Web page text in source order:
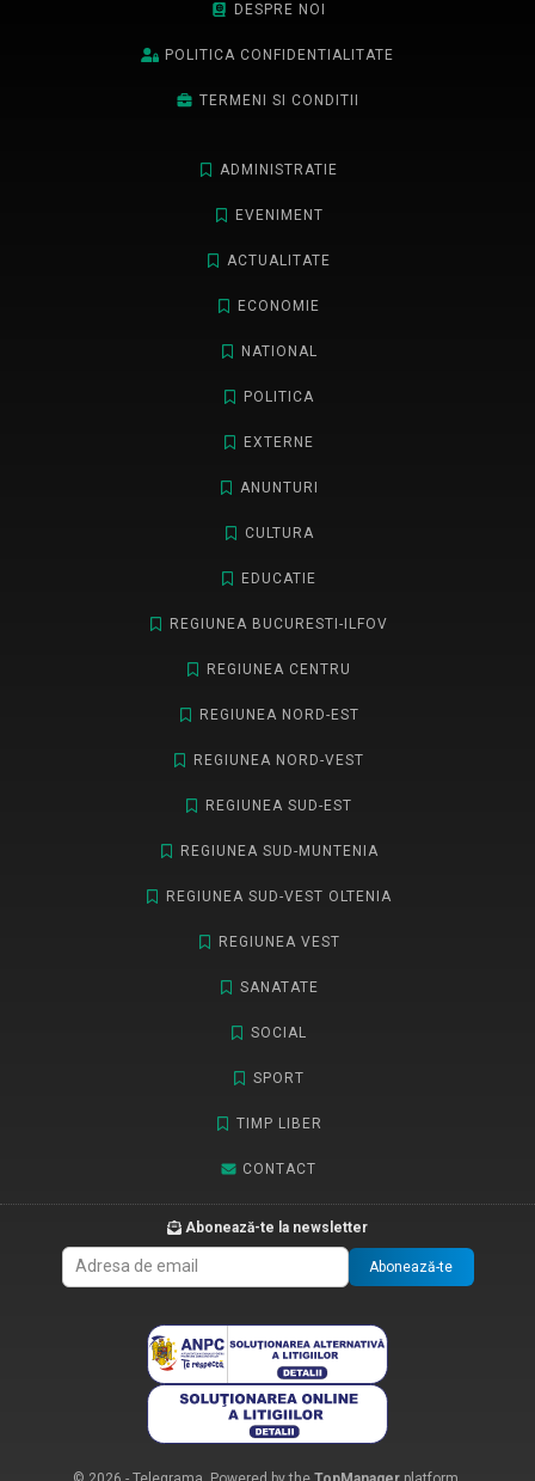
DESPRE NOI
POLITICA CONFIDENTIALITATE
TERMENI SI CONDITII
ADMINISTRATIE
EVENIMENT
ACTUALITATE
ECONOMIE
NATIONAL
POLITICA
EXTERNE
ANUNTURI
CULTURA
EDUCATIE
REGIUNEA BUCURESTI-ILFOV
REGIUNEA CENTRU
REGIUNEA NORD-EST
REGIUNEA NORD-VEST
REGIUNEA SUD-EST
REGIUNEA SUD-MUNTENIA
REGIUNEA SUD-VEST OLTENIA
REGIUNEA VEST
SANATATE
SOCIAL
SPORT
TIMP LIBER
CONTACT
Abonează-te la newsletter
Abonează-te